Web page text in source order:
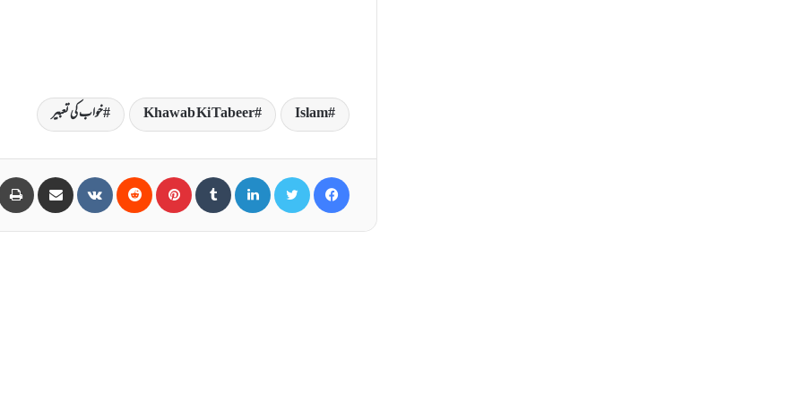
Islam
Khawab Ki Tabeer خواب کی تعبیر
Facebook
Twitter
LinkedIn
Tumblr
Pinterest
Reddit
VKontakte
Share via Email